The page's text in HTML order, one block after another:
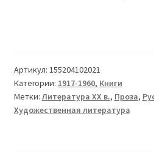
Артикул: 155204102021
Категории: 1917-1960, Книги
Метки:Литература XX в., Проза,
Художественная литература